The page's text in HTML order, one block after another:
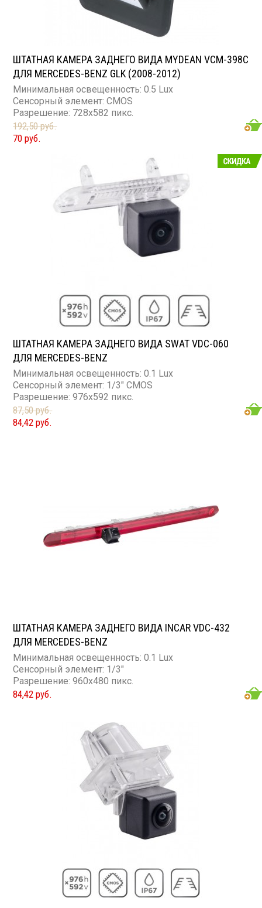
ШТАТНАЯ КАМЕРА ЗАДНЕГО ВИДА MYDEAN VCM-398C
ДЛЯ MERCEDES-BENZ GLK (2008-2012)
Минимальная освещенность: 0.5 Lux
Сенсорный элемент: CMOS
Разрешение: 728x582 пикс.
192,50 руб.
70 руб.
ШТАТНАЯ КАМЕРА ЗАДНЕГО ВИДА SWAT VDC-060
ДЛЯ MERCEDES-BENZ
Минимальная освещенность: 0.1 Lux
Сенсорный элемент: 1/3" CMOS
Разрешение: 976x592 пикс.
87,50 руб.
84,42 руб.
ШТАТНАЯ КАМЕРА ЗАДНЕГО ВИДА INCAR VDC-432
ДЛЯ MERCEDES-BENZ
Минимальная освещенность: 0.1 Lux
Сенсорный элемент: 1/3"
Разрешение: 960x480 пикс.
84,42 руб.